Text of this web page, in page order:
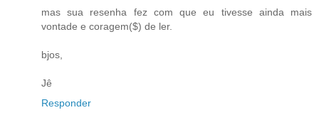
mas sua resenha fez com que eu tivesse ainda mais
vontade e coragem($) de ler.
bjos,
Jê
Responder